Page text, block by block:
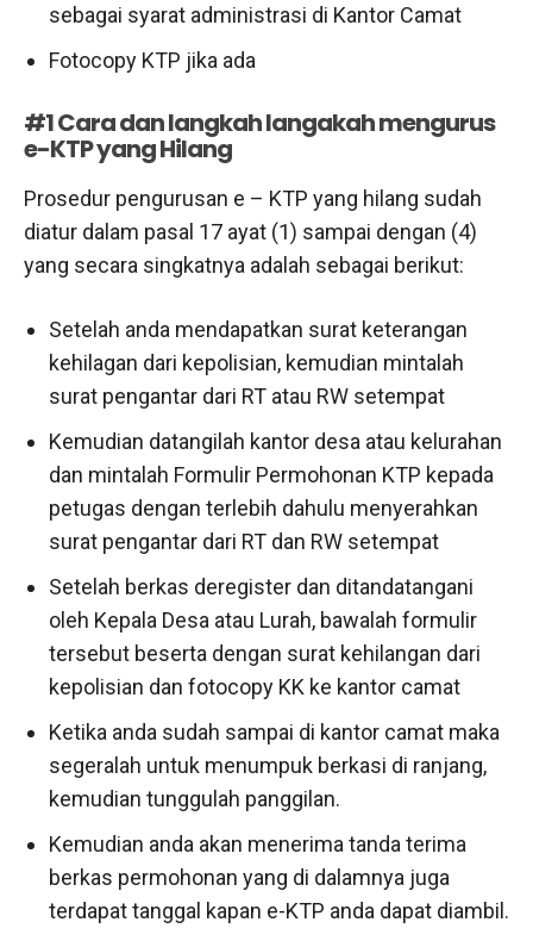
sebagai syarat administrasi di Kantor Camat
Fotocopy KTP jika ada
#1 Cara dan langkah langakah mengurus
e-KTP yang Hilang
Prosedur pengurusan e – KTP yang hilang sudah
diatur dalam pasal 17 ayat (1) sampai dengan (4)
yang secara singkatnya adalah sebagai berikut:
Setelah anda mendapatkan surat keterangan
kehilagan dari kepolisian, kemudian mintalah
surat pengantar dari RT atau RW setempat
Kemudian datangilah kantor desa atau kelurahan
dan mintalah Formulir Permohonan KTP kepada
petugas dengan terlebih dahulu menyerahkan
surat pengantar dari RT dan RW setempat
Setelah berkas deregister dan ditandatangani
oleh Kepala Desa atau Lurah, bawalah formulir
tersebut beserta dengan surat kehilangan dari
kepolisian dan fotocopy KK ke kantor camat
Ketika anda sudah sampai di kantor camat maka
segeralah untuk menumpuk berkasi di ranjang,
kemudian tunggulah panggilan.
Kemudian anda akan menerima tanda terima
berkas permohonan yang di dalamnya juga
terdapat tanggal kapan e-KTP anda dapat diambil.